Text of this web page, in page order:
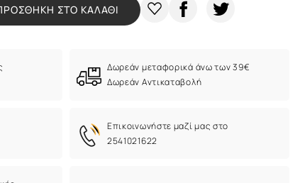
ΣΤΟ ΚΑΛΑΘΙ
Δωρεάν μεταφορικά άνω των 39€
Δωρεάν Αντικαταβολή
Eπικοινωνήστε μαζί μας στο
2541021622